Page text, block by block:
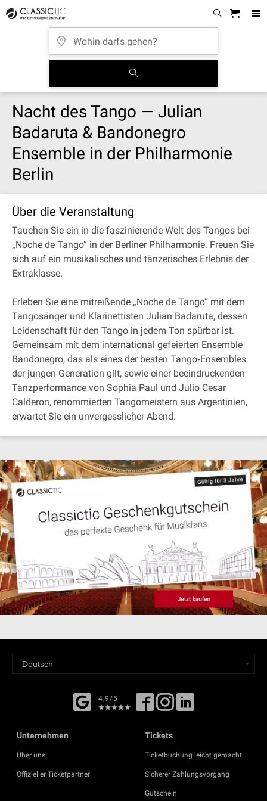
Nacht des Tango — Julian
Badaruta & Bandonegro
Ensemble in der Philharmonie
Berlin
Über die Veranstaltung
Tauchen Sie ein in die faszinierende Welt des Tangos bei
„Noche de Tango“ in der Berliner Philharmonie. Freuen Sie
sich auf ein musikalisches und tänzerisches Erlebnis der
Extraklasse.
Erleben Sie eine mitreißende „Noche de Tango“ mit dem
Tangosänger und Klarinettisten Julian Badaruta, dessen
Leidenschaft für den Tango in jedem Ton spürbar ist.
Gemeinsam mit dem international gefeierten Ensemble
Bandonegro, das als eines der besten Tango‐Ensembles
der jungen Generation gilt, sowie einer beeindruckenden
Tanzperformance von Sophia Paul und Julio Cesar
Calderon, renommierten Tangomeistern aus Argentinien,
erwartet Sie ein unvergesslicher Abend.
4,9/5
Unternehmen
Über uns
Offizieller Ticketpartner
Tickets
Ticketbuchung leicht gemacht
Sicherer Zahlungsvorgang
Gutschein